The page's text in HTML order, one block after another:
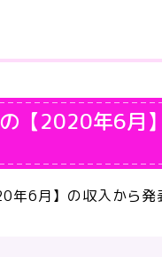
【2020年6月
年6月】の収入から発